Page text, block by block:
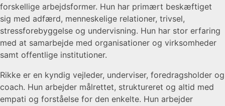
forskellige arbejdsformer. Hun har primært beskæftiget
sig med adfærd, menneskelige relationer, trivsel,
stressforebyggelse og undervisning. Hun har stor erfaring
med at samarbejde med organisationer og virksomheder
samt offentlige institutioner.
Rikke er en kyndig vejleder, underviser, foredragsholder og
coach. Hun arbejder målrettet, struktureret og altid med
empati og forståelse for den enkelte. Hun arbejder